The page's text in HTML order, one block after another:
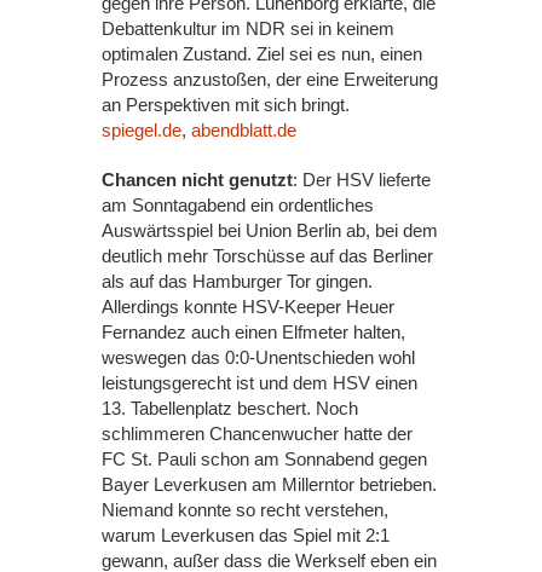
Debattenkultur im NDR sei in keinem
optimalen Zustand. Ziel sei es nun, einen
Prozess anzustoßen, der eine Erweiterung
an Perspektiven mit sich bringt.
spiegel.de, abendblatt.de
Chancen nicht genutzt: Der HSV lieferte
am Sonntagabend ein ordentliches
Auswärtsspiel bei Union Berlin ab, bei dem
deutlich mehr Torschüsse auf das Berliner
als auf das Hamburger Tor gingen.
Allerdings konnte HSV-Keeper Heuer
Fernandez auch einen Elfmeter halten,
weswegen das 0:0-Unentschieden wohl
leistungsgerecht ist und dem HSV einen
13. Tabellenplatz beschert. Noch
schlimmeren Chancenwucher hatte der
FC St. Pauli schon am Sonnabend gegen
Bayer Leverkusen am Millerntor betrieben.
Niemand konnte so recht verstehen,
warum Leverkusen das Spiel mit 2:1
gewann, außer dass die Werkself eben ein